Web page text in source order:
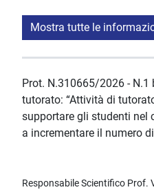
Mostra tutte le
Prot. N.310665/2026 -
tutorato: “Attività di
supportare gli studenti nel
a incrementare il numero
Responsabile Scientifico Prof.